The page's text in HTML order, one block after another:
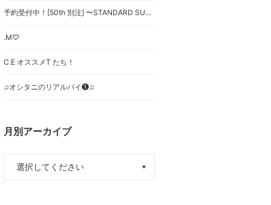
予約受付中！[50th 別注] 〜STANDARD SUPPLY〜
.M♡
C.E オススメT たち！
♫オシタニのリアルバイ❶♫
月別アーカイブ